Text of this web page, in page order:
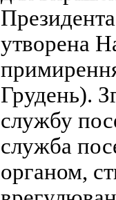
утворена
Грудень).
службу
служба
органом,